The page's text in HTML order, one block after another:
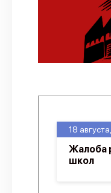
18
Жалоба
школ